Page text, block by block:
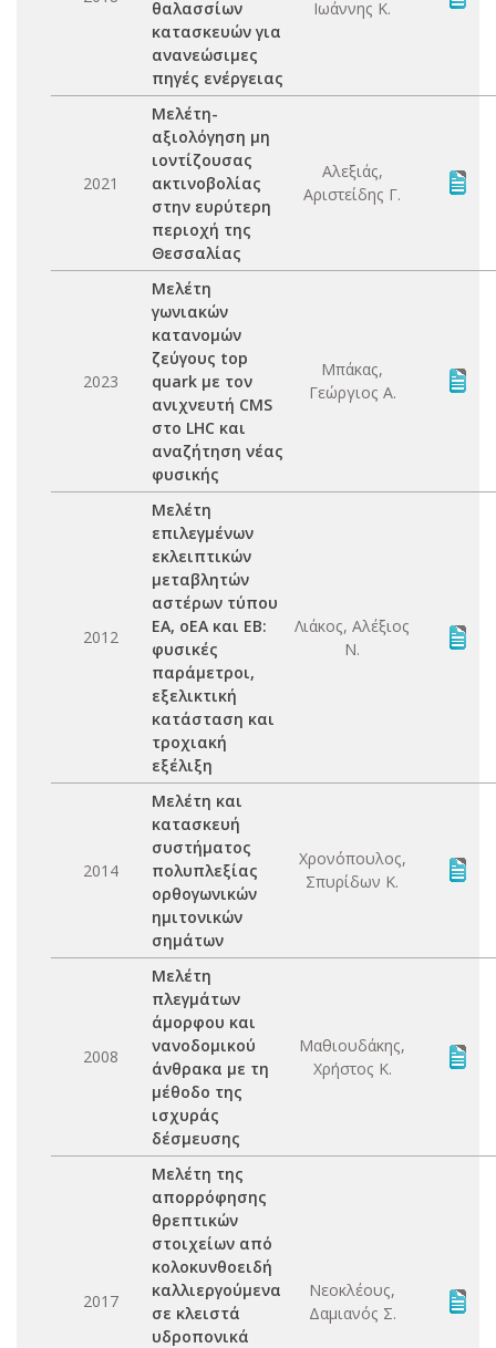
θαλασσίων
κατασκευών για
ανανεώσιμες
πηγές ενέργειας
Ιωάννης Κ.
2021
Μελέτη-
αξιολόγηση μη
ιοντίζουσας
ακτινοβολίας
στην ευρύτερη
περιοχή της
Θεσσαλίας
Αλεξιάς,
Αριστείδης Γ.
2023
Μελέτη
γωνιακών
κατανομών
ζεύγους top
quark με τον
ανιχνευτή CMS
στο LHC και
αναζήτηση νέας
φυσικής
Μπάκας,
Γεώργιος Α.
2012
Μελέτη
επιλεγμένων
εκλειπτικών
μεταβλητών
αστέρων τύπου
ΕΑ, οΕΑ και ΕΒ:
φυσικές
παράμετροι,
εξελικτική
κατάσταση και
τροχιακή
εξέλιξη
Λιάκος, Αλέξιος
Ν.
2014
Μελέτη και
κατασκευή
συστήματος
πολυπλεξίας
ορθογωνικών
ημιτονικών
σημάτων
Χρονόπουλος,
Σπυρίδων Κ.
2008
Μελέτη
πλεγμάτων
άμορφου και
νανοδομικού
άνθρακα με τη
μέθοδο της
ισχυράς
δέσμευσης
Μαθιουδάκης,
Χρήστος Κ.
2017
Μελέτη της
απορρόφησης
θρεπτικών
στοιχείων από
κολοκυνθοειδή
καλλιεργούμενα
σε κλειστά
υδροπονικά
Νεοκλέους,
Δαμιανός Σ.